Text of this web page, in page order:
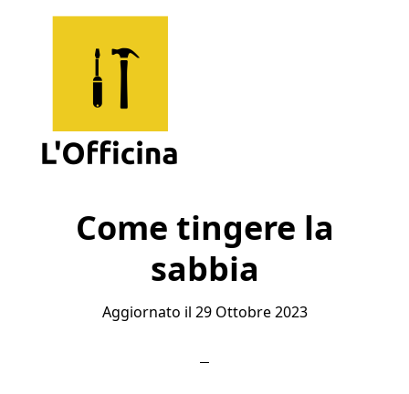
Come tingere la
sabbia
Aggiornato il 29 Ottobre 2023